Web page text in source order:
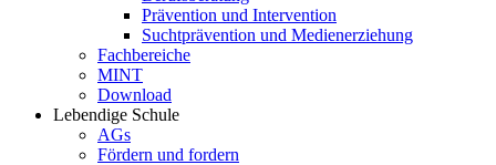
Prävention und Intervention
Suchtprävention und Medienerziehung
Fachbereiche
MINT
Download
Lebendige Schule
AGs
Fördern und fordern